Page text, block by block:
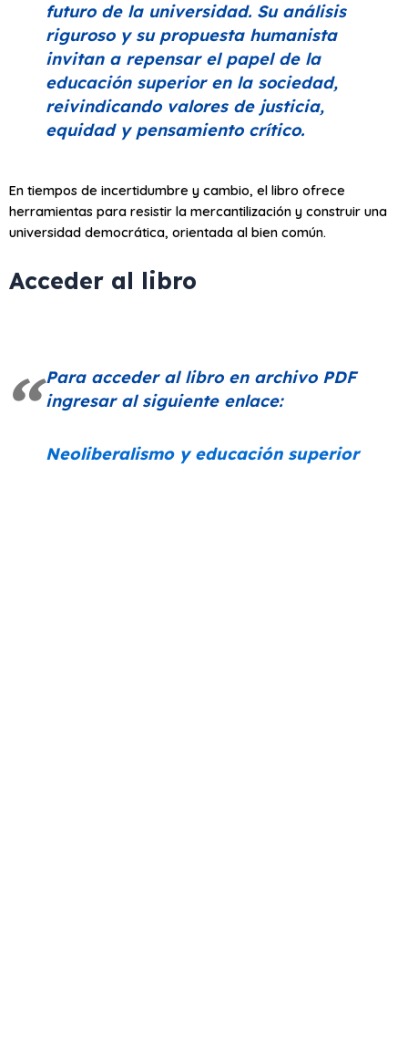
futuro de la universidad. Su análisis
riguroso y su propuesta humanista
invitan a repensar el papel de la
educación superior en la sociedad,
reivindicando valores de justicia,
equidad y pensamiento crítico.
En tiempos de incertidumbre y cambio, el libro ofrece
herramientas para resistir la mercantilización y construir una
universidad democrática, orientada al bien común.
Acceder al libro
Para acceder al libro en archivo PDF
ingresar al siguiente enlace:
Neoliberalismo y educación superior